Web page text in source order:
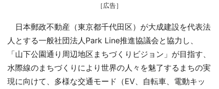
［広告］
日本郵政不動産（東京都千代田区）が大成建設を代表法
人とする一般社団法人Park Line推進協議会と協力し、
「山下公園通り周辺地区まちづくりビジョン」が目指す、
水際線のまちづくりにより世界の人々を魅了するまちの実
現に向けて、多様な交通モード（EV、自転車、電動キッ